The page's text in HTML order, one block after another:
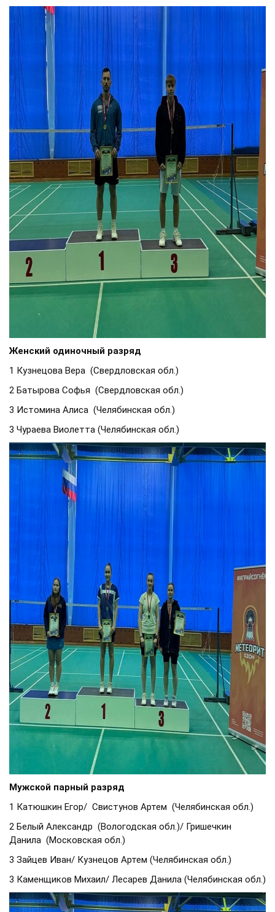
Женский одиночный разряд
1 Кузнецова Вера (Свердловская обл.)
2 Батырова Софья (Свердловская обл.)
3 Истомина Алиса (Челябинская обл.)
3 Чураева Виолетта (Челябинская обл.)
Мужской парный разряд
1 Катюшкин Егор/ Свистунов Артем (Челябинская обл.)
2 Белый Александр (Вологодская обл.)/ Гришечкин
Данила (Московская обл.)
3 Зайцев Иван/ Кузнецов Артем (Челябинская обл.)
3 Каменщиков Михаил/ Лесарев Данила (Челябинская обл.)